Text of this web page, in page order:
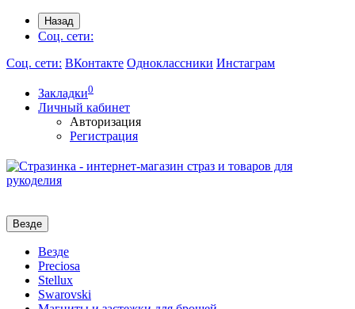
Назад
Соц. сети:
Соц. сети: ВКонтакте Одноклассники Инстаграм
Закладки0
Личный кабинет
Авторизация
Регистрация
Везде
Везде
Preciosa
Stellux
Swarovski